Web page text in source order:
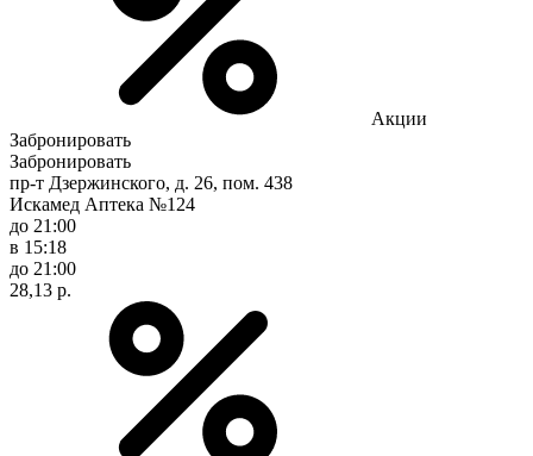
Акции
Забронировать
Забронировать
пр-т Дзержинского, д. 26, пом. 438
Искамед Аптека №124
до 21:00
в 15:18
до 21:00
28,13 р.